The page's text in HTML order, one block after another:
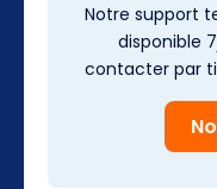
Notre support
disponible
contacter par